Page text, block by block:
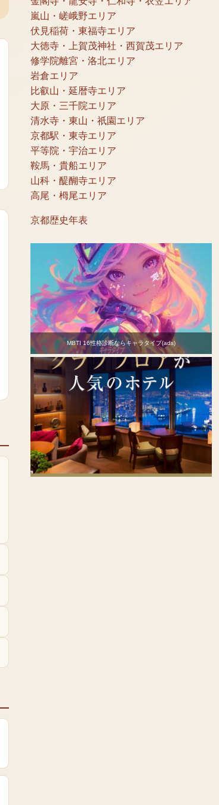
嵐山・嵯峨野エリア
伏見稲荷・東福寺エリア
大徳寺・上賀茂神社・西賀茂エリア
修学院離宮・洛北エリア
岩倉エリア
比叡山・延暦寺エリア
大原・三千院エリア
清水寺・東山・祇園エリア
京都駅・東寺エリア
平等院・宇治エリア
鞍馬・貴船エリア
山科・醍醐寺エリア
高尾・栂尾エリア
京都歴史年表
MBTI 16性格診断ならキャラタイプ(ads)